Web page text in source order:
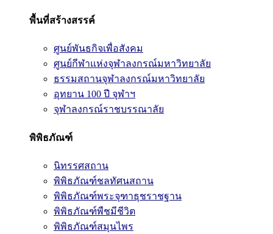
พื้นที่สร้างสรรค์
ศูนย์พันธกิจเพื่อสังคม
ศูนย์กีฬาแห่งจุฬาลงกรณ์มหาวิทยาลัย
ธรรมสถานจุฬาลงกรณ์มหาวิทยาลัย
อุทยาน 100 ปี จุฬาฯ
จุฬาลงกรณ์ราชบรรณาลัย
พิพิธภัณฑ์
นิทรรศสถาน
พิพิธภัณฑ์ชลทัศนสถาน
พิพิธภัณฑ์พระจุฑาธุชราชฐาน
พิพิธภัณฑ์พืชมีชีวิต
พิพิธภัณฑ์สมุนไพร